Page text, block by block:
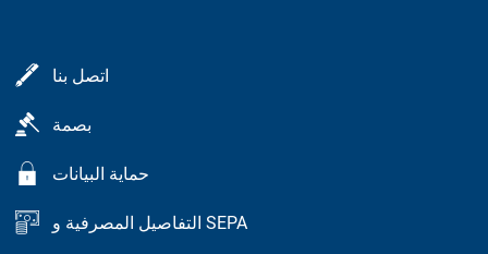
اتصل بنا
بصمة
حماية البيانات
التفاصيل المصرفية و SEPA